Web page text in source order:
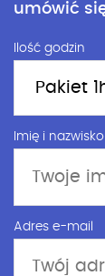
umówić
Ilość godzin
Imię i nazwisko
Adres e-mail